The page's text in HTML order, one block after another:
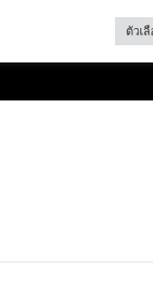
ตัวเ